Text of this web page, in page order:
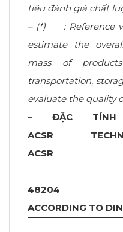
tiêu đánh giá chất
– (*) :Reference
estimate the
mass of
transportation,
evaluate the quality
– ĐẶC TÍNH
ACSR
ACSR
ACCORDING TO